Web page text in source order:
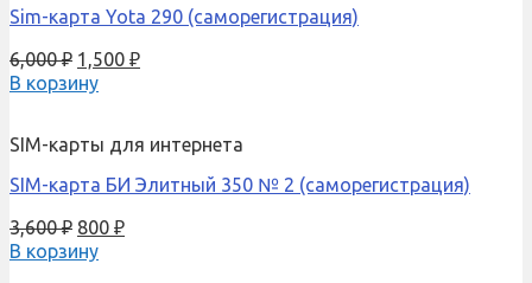
Sim-карта Yota 290 (саморегистрация)
6,000₽ 1,500 ₽
В корзину
SIM-карты для интернета
SIM-карта БИ Элитный 350 № 2 (саморегистрация)
3,600₽ 800 ₽
В корзину